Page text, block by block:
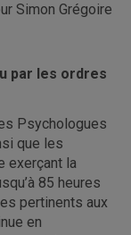
Simon Grégoire
par les ordres
Psychologues
que les
exerçant la
85 heures
pertinents aux
en